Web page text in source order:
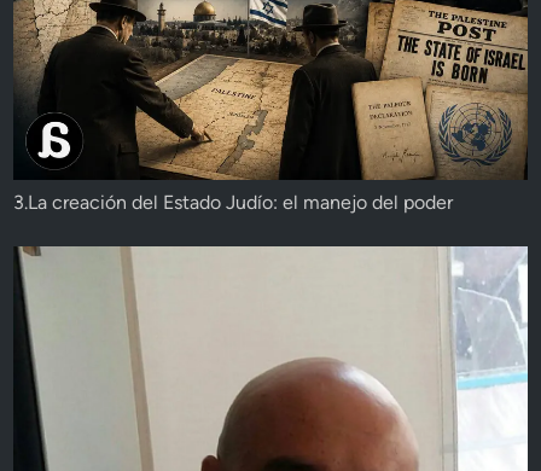
3.La creación del Estado Judío: el manejo del poder